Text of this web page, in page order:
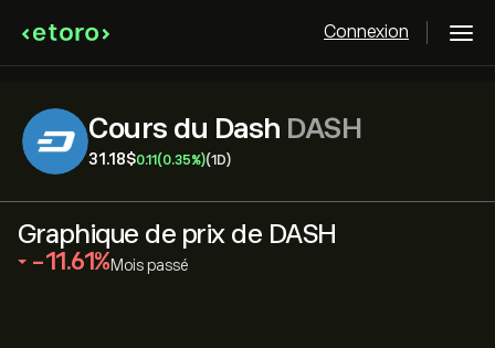
Connexion
Cours du Dash DASH
31.18‎$‎0.11 (0.35%)(1D)
Graphique de prix de DASH
‎-11.61‎ Mois passé